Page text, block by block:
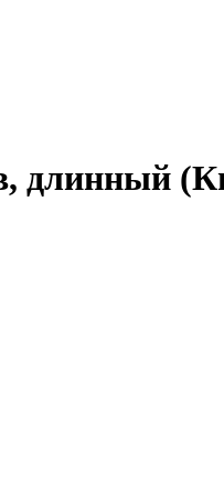
длинный